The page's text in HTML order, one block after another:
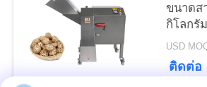
นโยบาย
ความ
ขนาดส
กิโลกรั
USD
ติดต่อ